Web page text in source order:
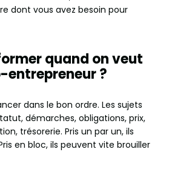
dont vous avez besoin pour
quand on veut
?
dans le bon ordre. Les sujets
démarches, obligations, prix,
trésorerie. Pris un par un, ils
en bloc, ils peuvent vite brouiller